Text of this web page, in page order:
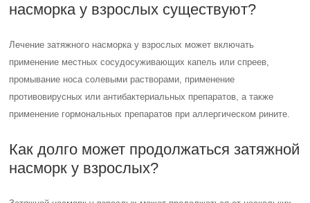
насморка у взрослых существуют?
Лечение затяжного насморка у взрослых может включать
применение местных сосудосуживающих капель или спреев,
промывание носа солевыми растворами, применение
противовирусных или антибактериальных препаратов, а также
применение гормональных препаратов при аллергическом рините.
Как долго может продолжаться затяжной
насморк у взрослых?